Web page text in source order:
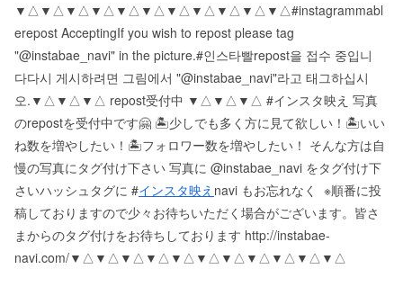
▼△▼△▼△▼△▼△▼△▼△▼△▼△▼△▼△ #instagrammabl
e repost Accepting If you wish to repost please tag
"@instabae_navi" in the picture. #인스타빨 repost을 접수 중입니
다 다시 게시하려면 그림에서 "@instabae_navi"라고 태그하십시
오. ▼△▼△▼△ repost受付中 ▼△▼△▼△ #インスタ映え 写真
のrepostを受付中です🤗 🏝少しでも多く方に見て欲しい！ 🏝いい
ね数を増やしたい！ 🏝フォロワー数を増やしたい！ そんな方は自
慢の写真にタグ付け下さい 写真に @instabae_navi をタグ付け下
さい️ ハッシュタグに #インスタ映え navi もお忘れなく ️ ※順番に投
稿しておりますので少々お待ちいただく場合がございます。 皆さ
まからのタグ付けをお待ちしております http://instabae-
navi.com/ ▼△▼△▼△▼△▼△▼△▼△▼△▼△▼△▼△